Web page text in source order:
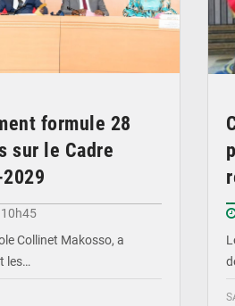
formule 28
sur le Cadre
Collinet Makosso, a
les…